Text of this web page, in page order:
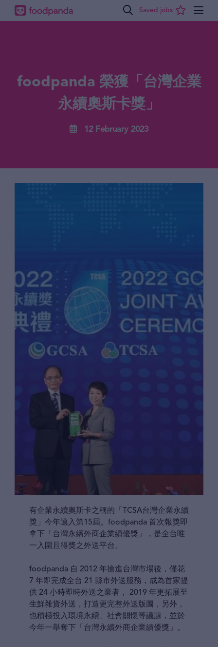
foodpanda 榮獲「台灣企業
永續奧斯卡獎」
12 February 2023
有企業永續奧斯卡之稱的「TCSA台灣企業永續
獎」今年邁入第15屆。foodpanda 首次報獎即
拿下「台灣永續外商企業績優獎」，是全台唯
一入圍且得獎之外送平台。
foodpanda 自 2012 年搶進台灣市場後，僅花
7 年即完成全台 21 縣市外送服務，成為首家提
供 24 小時即時外送之業者， 2019 年更拓展至
生鮮雜貨外送，打造更完整外送版圖，另外，
也積極投入環境永續、社會關懷等議題，並於
今年一舉奪下「台灣永續外商企業績優獎」。